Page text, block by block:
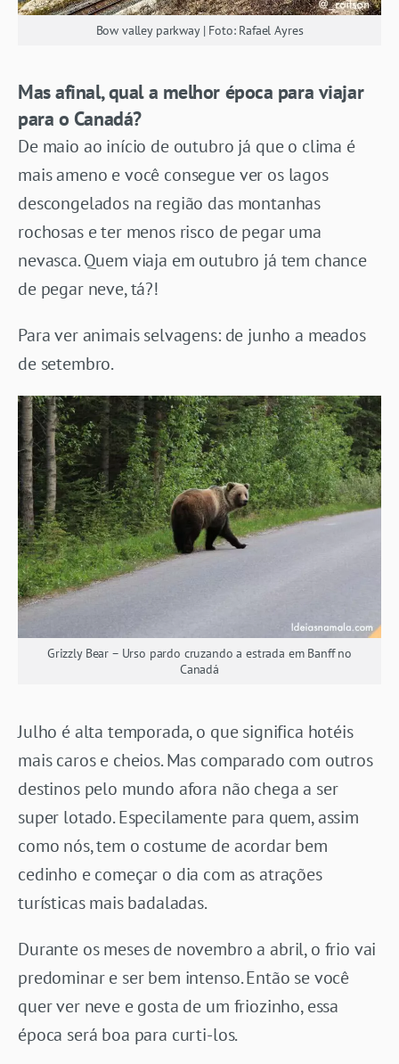
Bow valley parkway | Foto: Rafael Ayres
Mas afinal, qual a melhor época para viajar
para o Canadá?
De maio ao início de outubro já que o clima é
mais ameno e você consegue ver os lagos
descongelados na região das montanhas
rochosas e ter menos risco de pegar uma
nevasca. Quem viaja em outubro já tem chance
de pegar neve, tá?!
Para ver animais selvagens: de junho a meados
de setembro.
Grizzly Bear – Urso pardo cruzando a estrada em Banff no
Canadá
Julho é alta temporada, o que significa hotéis
mais caros e cheios. Mas comparado com outros
destinos pelo mundo afora não chega a ser
super lotado. Especilamente para quem, assim
como nós, tem o costume de acordar bem
cedinho e começar o dia com as atrações
turísticas mais badaladas.
Durante os meses de novembro a abril, o frio vai
predominar e ser bem intenso. Então se você
quer ver neve e gosta de um friozinho, essa
época será boa para curti-los.